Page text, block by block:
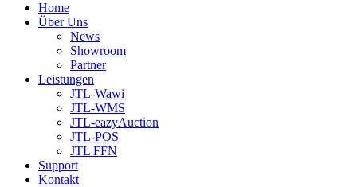
Home
Über Uns
News
Showroom
Partner
Leistungen
JTL-Wawi
JTL-WMS
JTL-eazyAuction
JTL-POS
JTL FFN
Support
Kontakt